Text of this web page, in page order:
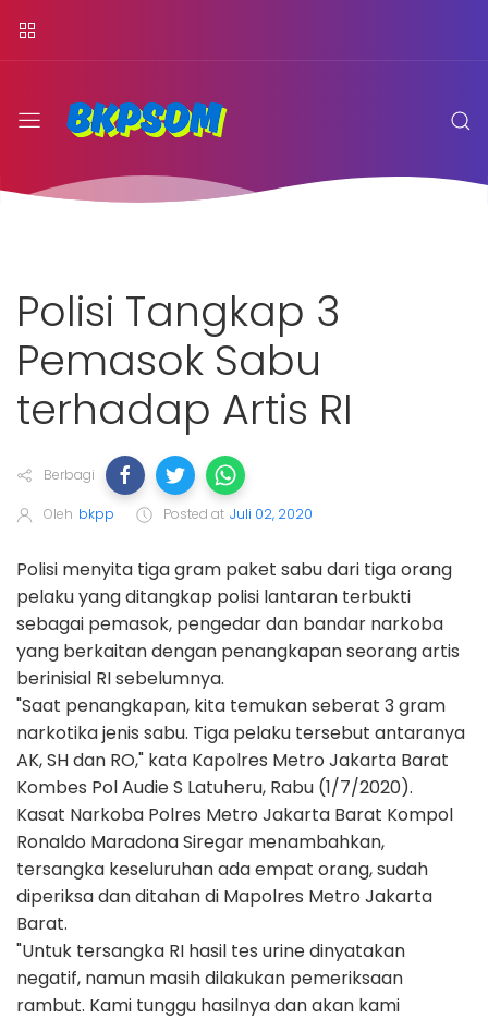
Polisi Tangkap 3
Pemasok Sabu
terhadap Artis RI
Berbagi
Oleh bkpp Posted at Juli 02, 2020
Polisi menyita tiga gram paket sabu dari tiga orang
pelaku yang ditangkap polisi lantaran terbukti
sebagai pemasok, pengedar dan bandar narkoba
yang berkaitan dengan penangkapan seorang artis
berinisial RI sebelumnya.
"Saat penangkapan, kita temukan seberat 3 gram
narkotika jenis sabu. Tiga pelaku tersebut antaranya
AK, SH dan RO," kata Kapolres Metro Jakarta Barat
Kombes Pol Audie S Latuheru, Rabu (1/7/2020).
Kasat Narkoba Polres Metro Jakarta Barat Kompol
Ronaldo Maradona Siregar menambahkan,
tersangka keseluruhan ada empat orang, sudah
diperiksa dan ditahan di Mapolres Metro Jakarta
Barat.
"Untuk tersangka RI hasil tes urine dinyatakan
negatif, namun masih dilakukan pemeriksaan
rambut. Kami tunggu hasilnya dan akan kami